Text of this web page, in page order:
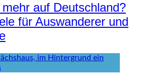
auf Deutschland?
für Auswanderer und